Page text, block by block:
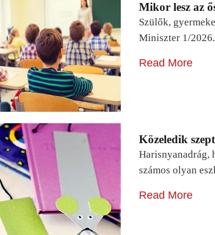
Mikor lesz az
Szülők,
Miniszter 1/
Read More
Közeledik
Harisnyanadrág,
számos olyan
Read More